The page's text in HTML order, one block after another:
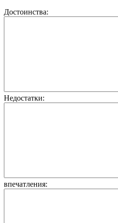
Достоинства:
Недостатки:
впечатления: